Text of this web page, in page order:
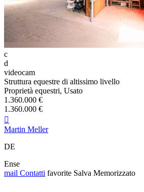
c
d
videocam
Struttura equestre di altissimo livello
Proprietà equestri, Usato
1.360.000 €
1.360.000 €

Martin Meller
DE
Ense
mail Contatti favorite Salva Memorizzato